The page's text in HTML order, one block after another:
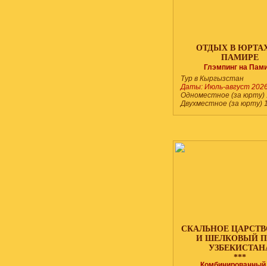
ОТДЫХ В
ПАМИРЕ
***
Глэмпинг на
Тур в Кыргызстан
Даты: Июль-август
Одноместное (за юрту)
Двухместное (за юрту)
СКАЛЬНОЕ
И ШЕЛКОВЫЙ
***